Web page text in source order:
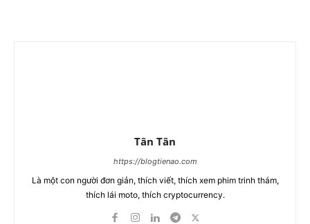
Tân Tân
https://blogtienao.com
Là một con người đơn giản, thích viết, thích xem phim trinh thám,
thích lái moto, thích cryptocurrency.